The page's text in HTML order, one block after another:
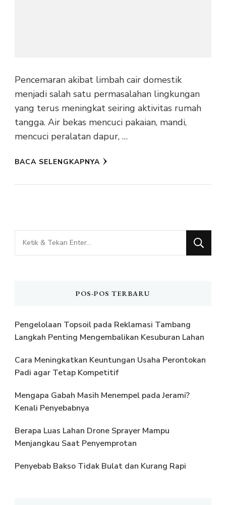
Pencemaran akibat limbah cair domestik
menjadi salah satu permasalahan lingkungan
yang terus meningkat seiring aktivitas rumah
tangga. Air bekas mencuci pakaian, mandi,
mencuci peralatan dapur, …
BACA SELENGKAPNYA
Mencari
Sesuatu?
POS-POS TERBARU
Pengelolaan Topsoil pada Reklamasi Tambang
Langkah Penting Mengembalikan Kesuburan Lahan
Cara Meningkatkan Keuntungan Usaha Perontokan
Padi agar Tetap Kompetitif
Mengapa Gabah Masih Menempel pada Jerami?
Kenali Penyebabnya
Berapa Luas Lahan Drone Sprayer Mampu
Menjangkau Saat Penyemprotan
Penyebab Bakso Tidak Bulat dan Kurang Rapi